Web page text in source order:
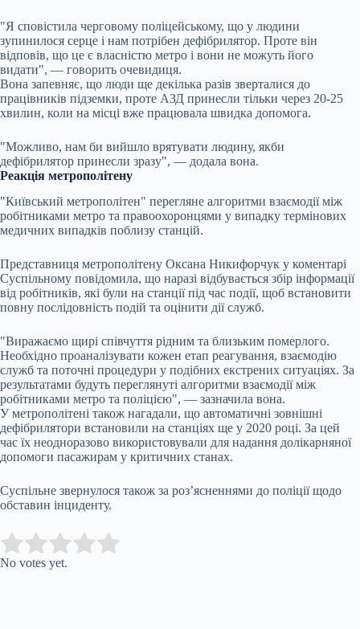
"Я сповістила черговому поліцейському, що у людини
зупинилося серце і нам потрібен дефібрилятор. Проте він
відповів, що це є власністю метро і вони не можуть його
видати", — говорить очевидиця.
Вона запевняє, що люди ще декілька разів зверталися до
працівників підземки, проте АЗД принесли тільки через 20-25
хвилин, коли на місці вже працювала швидка допомога.
"Можливо, нам би вийшло врятувати людину, якби
дефібрилятор принесли зразу", — додала вона.
Реакція метрополітену
"Київський метрополітен" перегляне алгоритми взаємодії між
робітниками метро та правоохоронцями у випадку термінових
медичних випадків поблизу станцій.
Представниця метрополітену Оксана Никифорчук у коментарі
Суспільному повідомила, що наразі відбувається збір інформації
від робітників, які були на станції під час події, щоб встановити
повну послідовність подій та оцінити дії служб.
"Виражаємо щирі співчуття рідним та близьким померлого.
Необхідно проаналізувати кожен етап реагування, взаємодію
служб та поточні процедури у подібних екстрених ситуаціях. За
результатами будуть переглянуті алгоритми взаємодії між
робітниками метро та поліцією", — зазначила вона.
У метрополітені також нагадали, що автоматичні зовнішні
дефібрилятори встановили на станціях ще у 2020 році. За цей
час їх неодноразово використовували для надання долікарняної
допомоги пасажирам у критичних станах.
Суспільне звернулося також за роз’ясненнями до поліції щодо
обставин інциденту.
Rate this item:
No votes yet.